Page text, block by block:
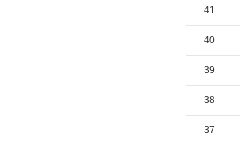
41
40
39
38
37